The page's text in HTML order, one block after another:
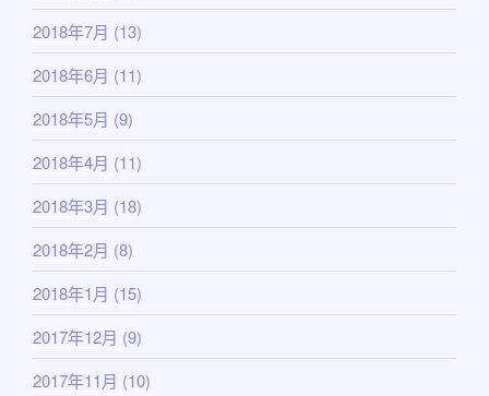
2018年7月 (13)
2018年6月 (11)
2018年5月 (9)
2018年4月 (11)
2018年3月 (18)
2018年2月 (8)
2018年1月 (15)
2017年12月 (9)
2017年11月 (10)